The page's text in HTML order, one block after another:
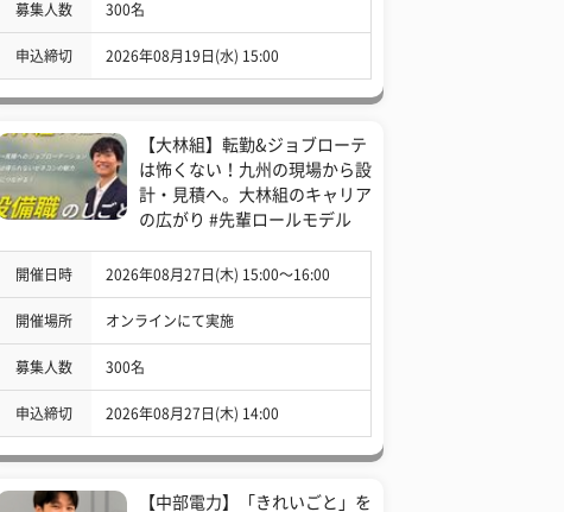
募集人数 300名
申込締切 2026年08月19日(水) 15:00
【大林組】転勤&ジョブローテ
は怖くない！九州の現場から設
計・見積へ。大林組のキャリア
の広がり #先輩ロールモデル
開催日時 2026年08月27日(木) 15:00〜16:00
開催場所 オンラインにて実施
募集人数 300名
申込締切 2026年08月27日(木) 14:00
【中部電力】「きれいごと」を